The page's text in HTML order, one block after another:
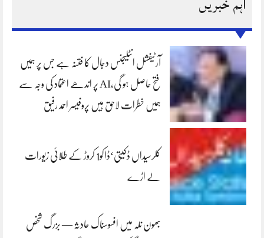
آرٹیفشل انٹلیجنس دجال کا فتنہ ہے جس پر ہمیں
فتح حاصل ہو گی،AI پر اندھے اعتماد کی وجہ سے
ہمیں خطرات لاحق ہیں پروفیسر احمد رفیق
کلرسیداں ڈکیتی‘ڈاکو1 کروڑ کے طلائی زیورات
لے اڑے
بھون نلہ میں افسوسناک حادثہ — بزرگ شخص